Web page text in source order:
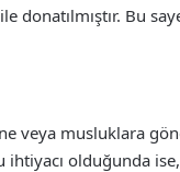
donatılmıştır. Bu
veya musluklara
ihtiyacı olduğunda